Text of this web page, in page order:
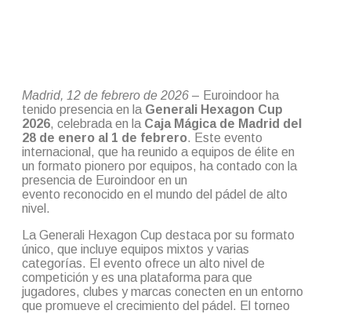
Madrid, 12 de febrero de 2026 – Euroindoor ha
tenido presencia en la Generali Hexagon Cup
2026, celebrada en la Caja Mágica de Madrid del
28 de enero al 1 de febrero. Este evento
internacional, que ha reunido a equipos de élite en
un formato pionero por equipos, ha contado con la
presencia de Euroindoor en un
evento reconocido en el mundo del pádel de alto
nivel.
La Generali Hexagon Cup destaca por su formato
único, que incluye equipos mixtos y varias
categorías. El evento ofrece un alto nivel de
competición y es una plataforma para que
jugadores, clubes y marcas conecten en un entorno
que promueve el crecimiento del pádel. El torneo